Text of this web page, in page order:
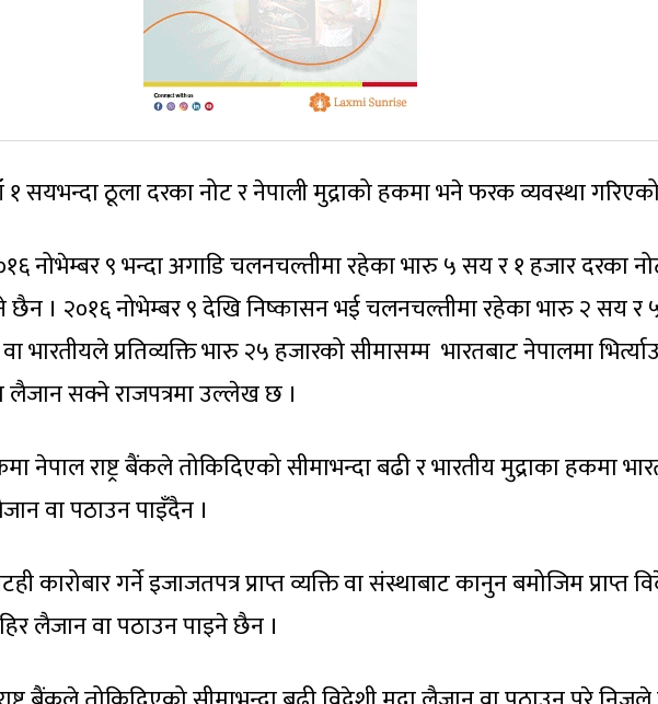
१ सयभन्दा ठूला दरका नोट र नेपाली मुद्राको हकमा भने फरक व्यवस्था
नोभेम्बर ९ भन्दा अगाडि चलनचल्तीमा रहेका भारु ५ सय र १ हजार दरका
छैन । २०१६ नोभेम्बर ९ देखि निष्कासन भई चलनचल्तीमा रहेका भारु २ सय
भारतीयले प्रतिव्यक्ति भारु २५ हजारको सीमासम्म भारतबाट नेपालमा
लैजान सक्ने राजपत्रमा उल्लेख छ ।
नेपाल राष्ट्र बैंकले तोकिदिएको सीमाभन्दा बढी र भारतीय मुद्राका हकमा
वा पठाउन पाइँदैन ।
कारोबार गर्ने इजाजतपत्र प्राप्त व्यक्ति वा संस्थाबाट कानुन बमोजिम प्राप्त
लैजान वा पठाउन पाइने छैन ।